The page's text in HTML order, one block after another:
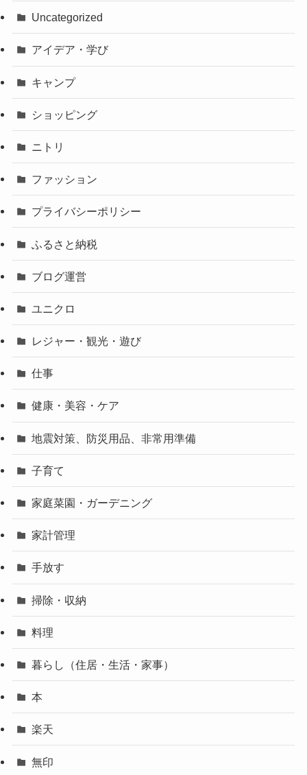
Uncategorized
アイデア・学び
キャンプ
ショッピング
ニトリ
ファッション
プライバシーポリシー
ふるさと納税
ブログ運営
ユニクロ
レジャー・観光・遊び
仕事
健康・美容・ケア
地震対策、防災用品、非常用準備
子育て
家庭菜園・ガーデニング
家計管理
手放す
掃除・収納
料理
暮らし（住居・生活・家事）
本
楽天
無印